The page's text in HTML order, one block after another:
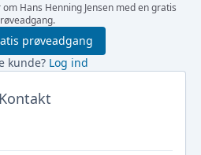
Hans Henning Jensen med en gratis
prøveadgang
kunde? Log ind
Kontakt